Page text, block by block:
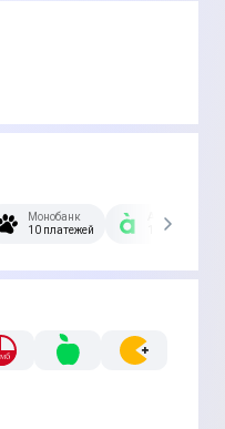
Монобанк
10 платежей
А-Банк
10 платежей